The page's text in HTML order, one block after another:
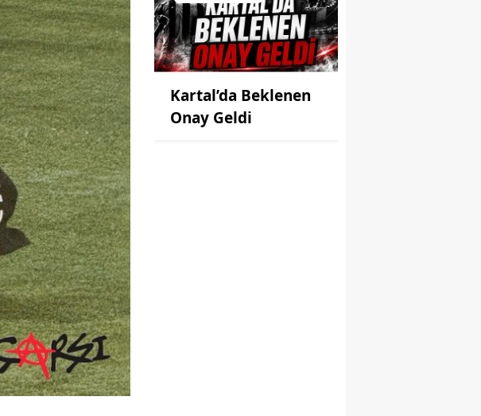
Kartal’da Beklenen
Onay Geldi